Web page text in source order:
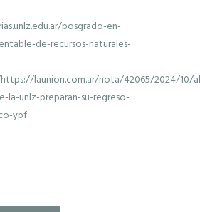
posgrado-en-
de-recursos-naturales-
https://launion.com.ar/nota/42065/2024/10/
la-unlz-preparan-su-regreso-
ypf